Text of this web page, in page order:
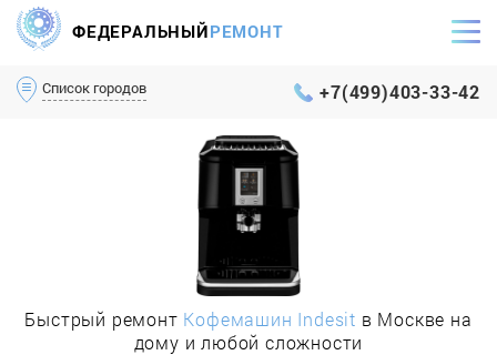
ФЕДЕРАЛЬНЫЙРЕМОНТ
Список городов +7(499)403-33-42
Быстрый ремонт Кофемашин Indesit в Москве на
дому и любой сложности